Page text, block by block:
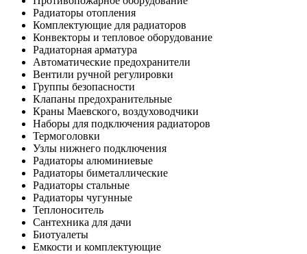
Радиаторы отопления
Комплектующие для радиаторов
Конвекторы и тепловое оборудование
Радиаторная арматура
Автоматические предохранители
Вентили ручной регулировки
Группы безопасности
Клапаны предохранительные
Краны Маевского, воздуховодчики
Наборы для подключения радиаторов
Термоголовки
Узлы нижнего подключения
Радиаторы алюминиевые
Радиаторы биметаллические
Радиаторы стальные
Радиаторы чугунные
Теплоноситель
Сантехника для дачи
Биотуалеты
Емкости и комплектующие